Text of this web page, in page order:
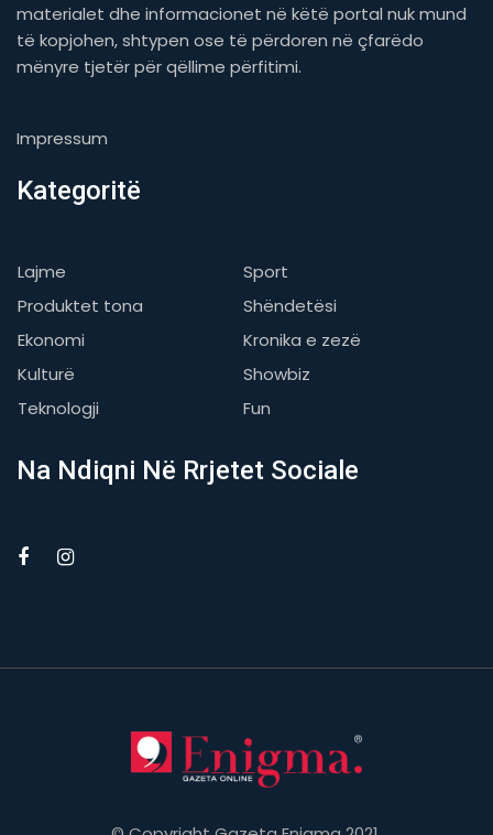
materialet dhe informacionet në këtë portal nuk mund
të kopjohen, shtypen ose të përdoren në çfarëdo
mënyre tjetër për qëllime përfitimi.
Impressum
Kategoritë
Lajme
Sport
Produktet tona
Shëndetësi
Ekonomi
Kronika e zezë
Kulturë
Showbiz
Teknologji
Fun
Na Ndiqni Në Rrjetet Sociale